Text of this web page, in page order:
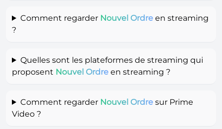
Comment regarder Nouvel Ordreen streaming
?
Quelles sont les plateformes de streaming qui
proposent Nouvel Ordre en streaming ?
Comment regarder Nouvel Ordresur Prime
Video ?